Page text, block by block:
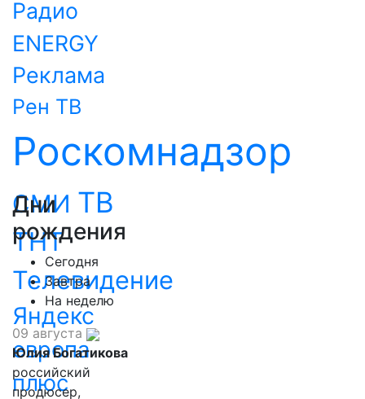
Радио
ENERGY
Реклама
Рен ТВ
Роскомнадзор
СМИ ТВ
ТНТ
Телевидение
Яндекс
европа
плюс
Дни
рождения
Сегодня
Завтра
На неделю
09 августа
Юлия Богатикова
российский
продюсер,